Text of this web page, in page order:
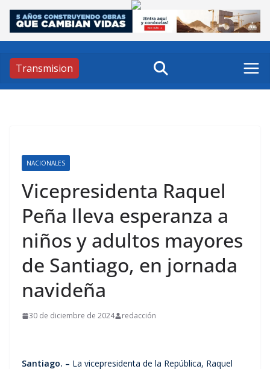
Skip
content
Transmision
NACIONALES
Vicepresidenta Raquel
Peña lleva esperanza a
niños y adultos mayores
de Santiago, en jornada
navideña
30 de diciembre de 2024 redacción
Santiago. – La vicepresidenta de la República, Raquel